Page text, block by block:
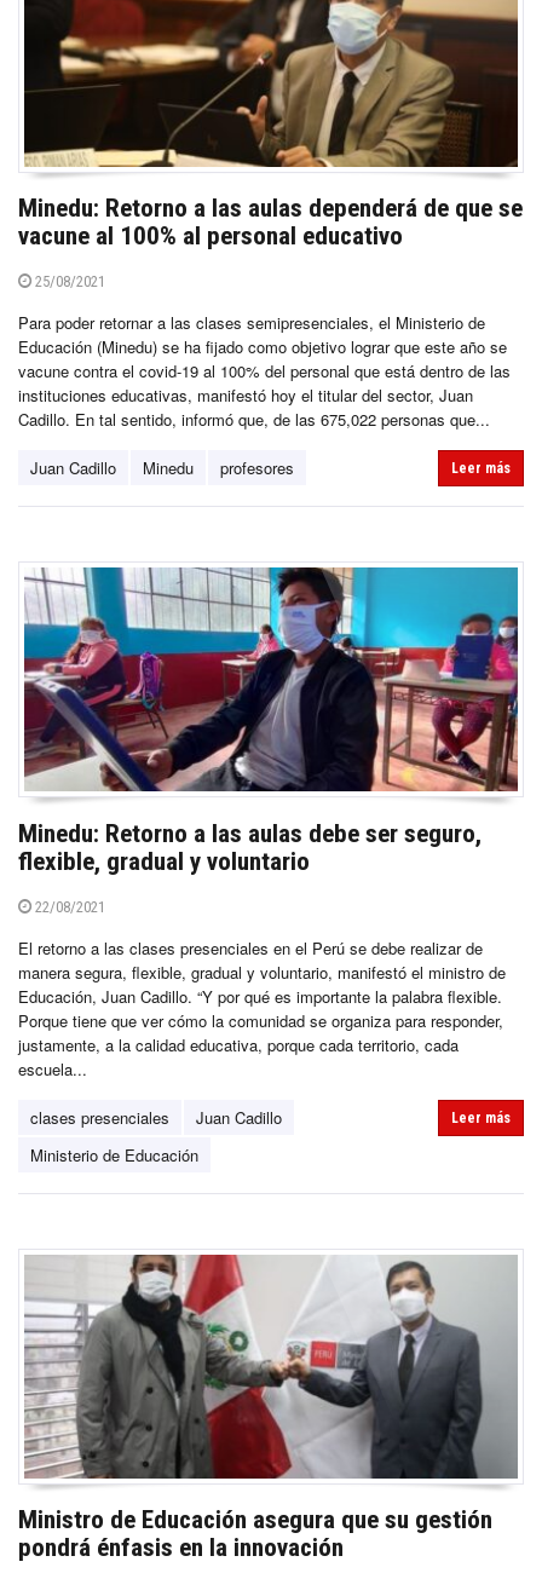
Minedu: Retorno a las aulas dependerá de que se
vacune al 100% al personal educativo
25/08/2021
Para poder retornar a las clases semipresenciales, el Ministerio de
Educación (Minedu) se ha fijado como objetivo lograr que este año se
vacune contra el covid-19 al 100% del personal que está dentro de las
instituciones educativas, manifestó hoy el titular del sector, Juan
Cadillo. En tal sentido, informó que, de las 675,022 personas que...
Juan Cadillo Minedu profesores Leer más
Minedu: Retorno a las aulas debe ser seguro,
flexible, gradual y voluntario
22/08/2021
El retorno a las clases presenciales en el Perú se debe realizar de
manera segura, flexible, gradual y voluntario, manifestó el ministro de
Educación, Juan Cadillo. “Y por qué es importante la palabra flexible.
Porque tiene que ver cómo la comunidad se organiza para responder,
justamente, a la calidad educativa, porque cada territorio, cada
escuela...
clases presenciales
Juan Cadillo
Ministerio de Educación
Leer más
Ministro de Educación asegura que su gestión
pondrá énfasis en la innovación